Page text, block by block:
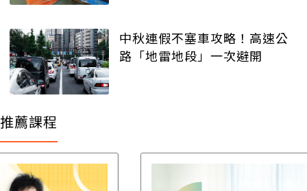
中秋連假不塞車攻略！高速公
路「地雷地段」一次避開
推薦課程